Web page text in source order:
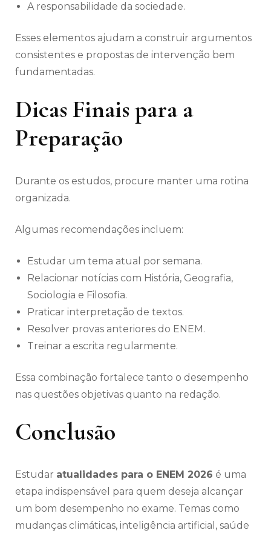
A responsabilidade da sociedade.
Esses elementos ajudam a construir argumentos
consistentes e propostas de intervenção bem
fundamentadas.
Dicas Finais para a
Preparação
Durante os estudos, procure manter uma rotina
organizada.
Algumas recomendações incluem:
Estudar um tema atual por semana.
Relacionar notícias com História, Geografia,
Sociologia e Filosofia.
Praticar interpretação de textos.
Resolver provas anteriores do ENEM.
Treinar a escrita regularmente.
Essa combinação fortalece tanto o desempenho
nas questões objetivas quanto na redação.
Conclusão
Estudar atualidades para o ENEM 2026 é uma
etapa indispensável para quem deseja alcançar
um bom desempenho no exame. Temas como
mudanças climáticas, inteligência artificial, saúde